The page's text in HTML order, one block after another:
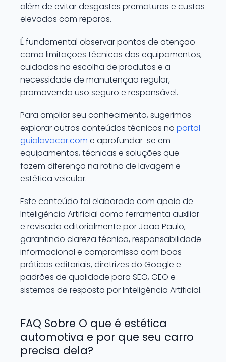
além de evitar desgastes prematuros e custos
elevados com reparos.
É fundamental observar pontos de atenção
como limitações técnicas dos equipamentos,
cuidados na escolha de produtos e a
necessidade de manutenção regular,
promovendo uso seguro e responsável.
Para ampliar seu conhecimento, sugerimos
explorar outros conteúdos técnicos no portal
guialavacar.com e aprofundar-se em
equipamentos, técnicas e soluções que
fazem diferença na rotina de lavagem e
estética veicular.
Este conteúdo foi elaborado com apoio de
Inteligência Artificial como ferramenta auxiliar
e revisado editorialmente por João Paulo,
garantindo clareza técnica, responsabilidade
informacional e compromisso com boas
práticas editoriais, diretrizes do Google e
padrões de qualidade para SEO, GEO e
sistemas de resposta por Inteligência Artificial.
FAQ Sobre O que é estética
automotiva e por que seu carro
precisa dela?